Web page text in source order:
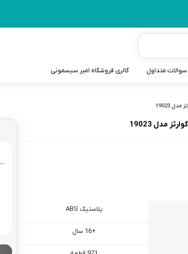
دندانگیر نوزاد
متداول گالری فروشگاه امیر سیسمونی
19023
مدل 19023
پلاستیک ABS
+16 سال